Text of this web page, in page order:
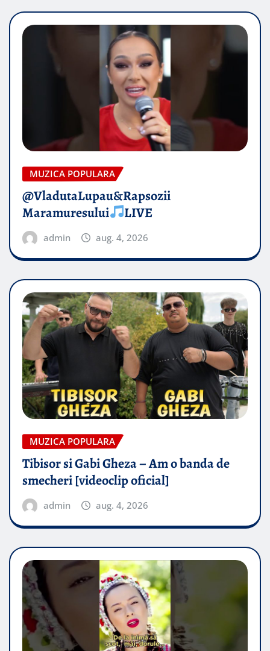
MUZICA POPULARA
@VladutaLupau&Rapsozii
Maramuresului
LIVE
admin aug. 4, 2026
MUZICA POPULARA
Tibisor si Gabi Gheza – Am o banda de
smecheri [videoclip oficial]
admin aug. 4, 2026